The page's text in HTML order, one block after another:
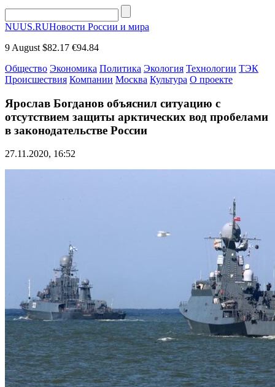
NUUS.RUНовости России и мира
9 August $82.17 €94.84
Общество Экономика Политика Экология Технологии ТЭК
Происшествия Компании Москва Культура О проекте
Ярослав Богданов объяснил ситуацию с
отсутствием защиты арктических вод пробелами
в законодательстве России
27.11.2020, 16:52